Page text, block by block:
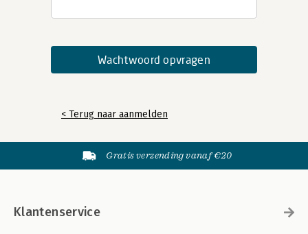
< Terug naar aanmelden
Gratis verzending vanaf €20
Klantenservice